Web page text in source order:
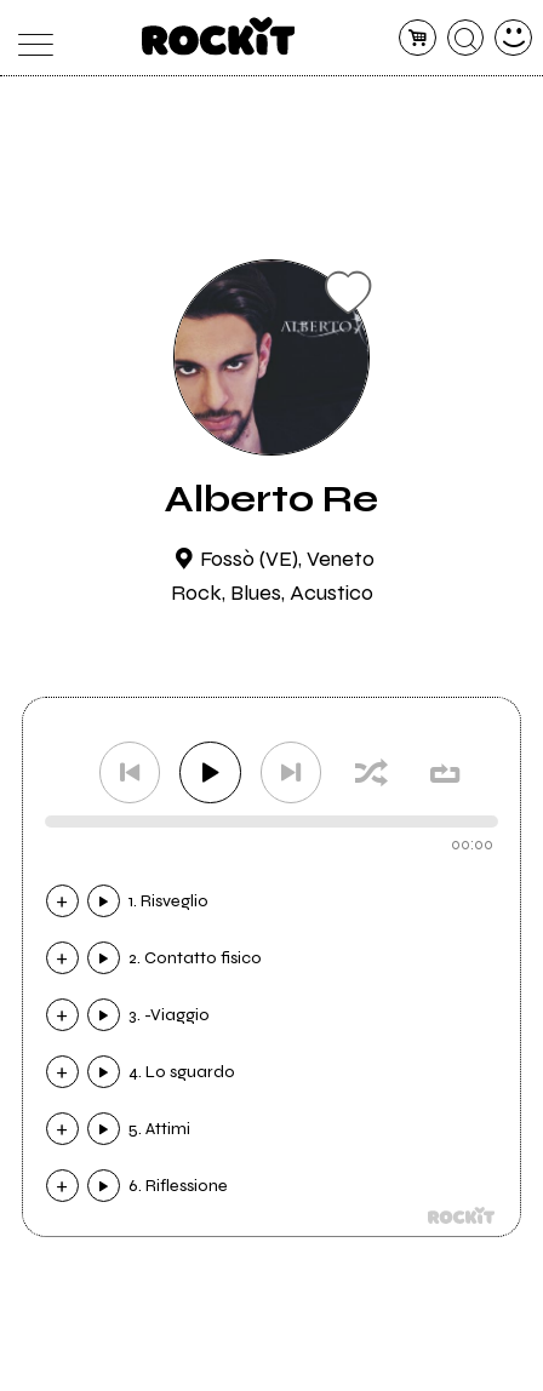
Alberto Re
Fossò (VE), Veneto
Rock, Blues, Acustico
00:00
1. Risveglio
2. Contatto fisico
3. -Viaggio
4. Lo sguardo
5. Attimi
6. Riflessione